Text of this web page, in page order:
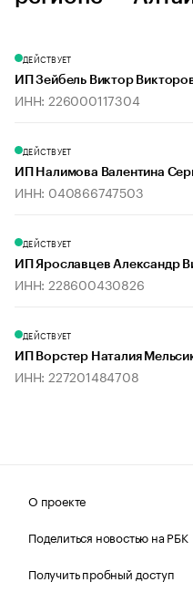
ДЕЙСТВУЕТ
ИП Зейбель Виктор
ИНН: 226000117304
ДЕЙСТВУЕТ
ИП Налимова Валентина
ИНН: 040866747503
ДЕЙСТВУЕТ
ИП Ярославцев Александр
ИНН: 228600430826
ДЕЙСТВУЕТ
ИП Ворстер Наталия
ИНН: 227201484708
О проекте
Поделиться новостью на РБК
Получить пробный доступ